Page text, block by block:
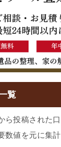
覧
ら投稿された
数値を元に集